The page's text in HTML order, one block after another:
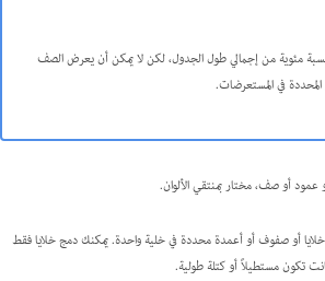
مئوية من إجمالي طول الجدول، لكن لا يمكن أن يعرض الصف
المحددة في المستعرضات.
عمود أو صف، مختار بمنتقي الألوان.
أو صفوف أو أعمدة محددة في خلية واحدة. يمكنك دمج خلايا فقط
تكون مستطيلاً أو كتلة طولية.